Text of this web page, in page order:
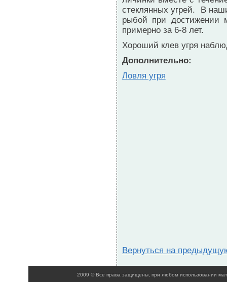
стеклянных угрей. В
рыбой при достижении
примерно за 6-8 лет.
Хороший клев угря
Дополнительно:
Ловля угря
Вернуться на
2009 © Все права защищены, при любом использовании